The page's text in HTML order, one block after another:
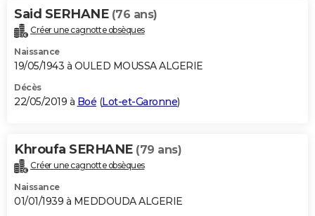
Said SERHANE (76 ans)
Créer une cagnotte obsèques
Naissance
19/05/1943 à OULED MOUSSA ALGERIE
Décès
22/05/2019 à Boé (Lot-et-Garonne)
Khroufa SERHANE (79 ans)
Créer une cagnotte obsèques
Naissance
01/01/1939 à MEDDOUDA ALGERIE